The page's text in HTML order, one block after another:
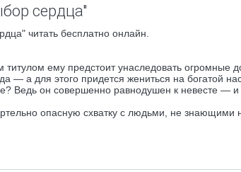
сердца"
читать бесплатно онлайн.
ему предстоит унаследовать огромные
— а для этого придется жениться на богатой
Ведь он совершенно равнодушен к невесте — и
опасную схватку с людьми, не знающими